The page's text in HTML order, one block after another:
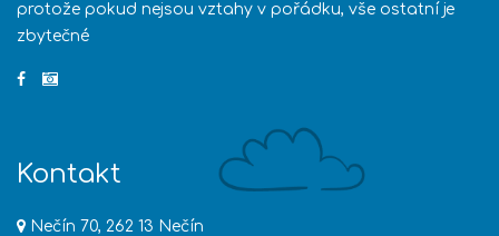
protože pokud nejsou vztahy v pořádku, vše ostatní je
zbytečné
Kontakt
Nečín 70, 262 13 Nečín